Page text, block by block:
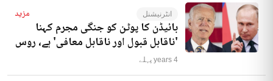
انٹرنیشنل مزید
بائیڈن کا پوٹن کو جنگی مجرم کہنا
'ناقابل قبول اور ناقابل معافی' ہے، روس
4 years پہلے